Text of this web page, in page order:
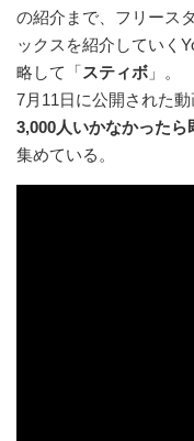
の紹介まで、フリース
ックスを紹介していく
略して「スティボ 」。
7月11日に公開された
3,000人いかなかったら
集めている。